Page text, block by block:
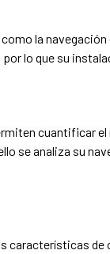
la
lo que su
cuantificar
se analiza su
características